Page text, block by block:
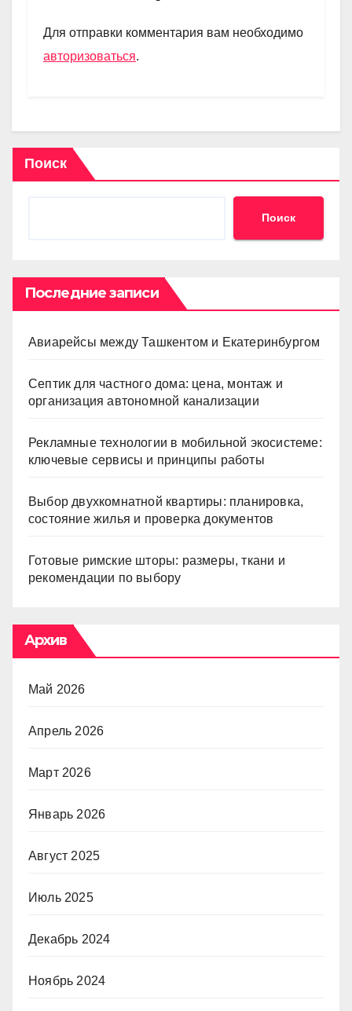
m p
p
a
и
Для отправки комментария вам необходимо
авторизоваться.
Поиск
Поиск
Последние записи
Авиарейсы между Ташкентом и Екатеринбургом
Септик для частного дома: цена, монтаж и
организация автономной канализации
Рекламные технологии в мобильной экосистеме:
ключевые сервисы и принципы работы
Выбор двухкомнатной квартиры: планировка,
состояние жилья и проверка документов
Готовые римские шторы: размеры, ткани и
рекомендации по выбору
Архив
Май 2026
Апрель 2026
Март 2026
Январь 2026
Август 2025
Июль 2025
Декабрь 2024
Ноябрь 2024